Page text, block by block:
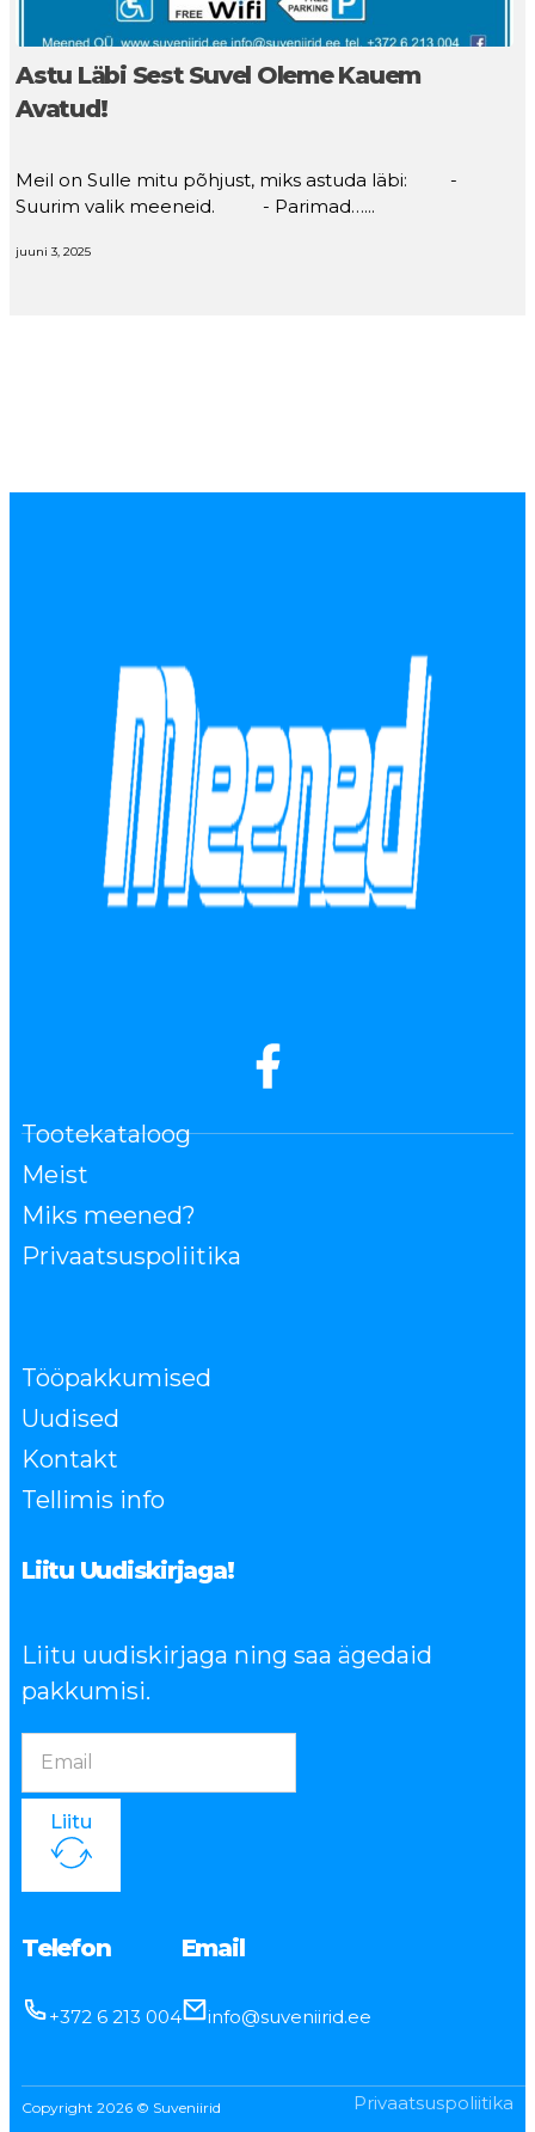
Astu Läbi Sest Suvel Oleme Kauem
Avatud!
Meil on Sulle mitu põhjust, miks astuda läbi: -
Suurim valik meeneid. - Parimad…...
juuni 3, 2025
Tootekataloog
Meist
Miks meened?
Privaatsuspoliitika
Tööpakkumised
Uudised
Kontakt
Tellimis info
Liitu Uudiskirjaga!
Liitu uudiskirjaga ning saa ägedaid
pakkumisi.
Liitu
Telefon
+372 6 213 004
Email
info@suveniirid.ee
Copyright 2026 © Suveniirid Privaatsuspoliitika